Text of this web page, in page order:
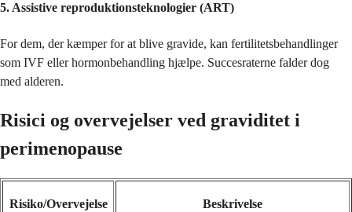
5. Assistive reproduktionsteknologier (ART)
For dem, der kæmper for at blive gravide, kan fertilitetsbehandlinger
som IVF eller hormonbehandling hjælpe. Succesraterne falder dog
med alderen.
Risici og overvejelser ved graviditet i
perimenopause
Risiko/Overvejelse Beskrivelse